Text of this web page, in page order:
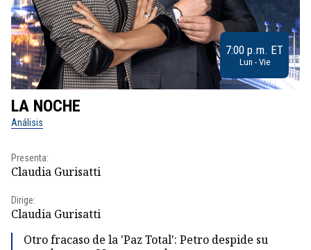
7:00 p.m. ET
Lun - Vie
LA NOCHE
Análisis
Presenta:
Claudia Gurisatti
Dirige:
Claudia Gurisatti
Otro fracaso de la 'Paz Total': Petro despide su